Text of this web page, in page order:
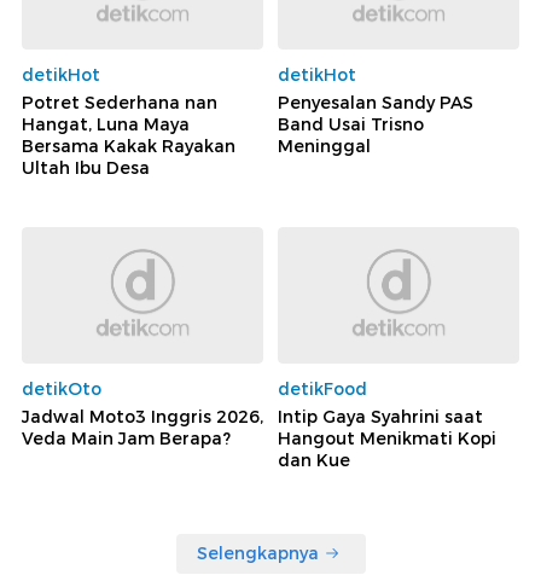
detikHot
Potret Sederhana nan
Hangat, Luna Maya
Bersama Kakak Rayakan
Ultah Ibu Desa
detikHot
Penyesalan Sandy PAS
Band Usai Trisno
Meninggal
detikOto
Jadwal Moto3 Inggris 2026,
Veda Main Jam Berapa?
detikFood
Intip Gaya Syahrini saat
Hangout Menikmati Kopi
dan Kue
Selengkapnya